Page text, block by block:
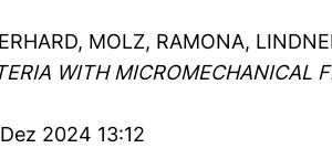
, MOLZ, RAMONA,
WITH MICROMECHANICAL
2024 13:12